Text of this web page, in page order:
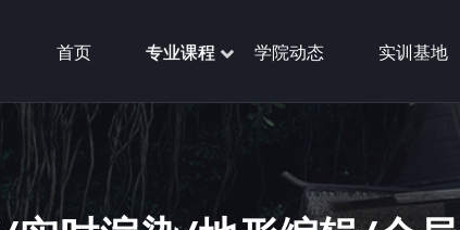
首页 专业课程 学院动态 实训基地